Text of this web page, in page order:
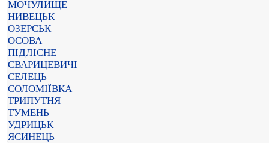
МОЧУЛИЩЕ
НИВЕЦЬК
ОЗЕРСЬК
ОСОВА
ПІДЛІСНЕ
СВАРИЦЕВИЧІ
СЕЛЕЦЬ
СОЛОМІЇВКА
ТРИПУТНЯ
ТУМЕНЬ
УДРИЦЬК
ЯСИНЕЦЬ